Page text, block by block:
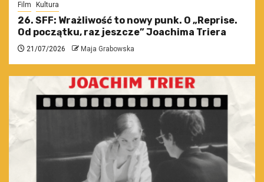
Film Kultura
26. SFF: Wrażliwość to nowy punk. O „Reprise.
Od początku, raz jeszcze” Joachima Triera
21/07/2026 Maja Grabowska